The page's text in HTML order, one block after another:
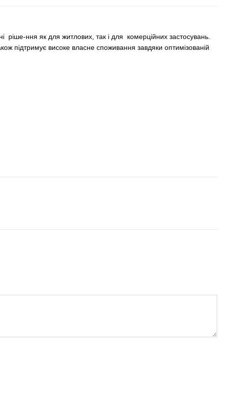
ріше-ння як для житлових, так і для комерційних застосувань.
підтримує високе власне споживання завдяки оптимізованій